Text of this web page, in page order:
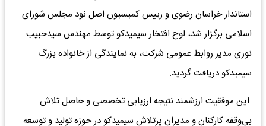
استاندار خراسان رضوی و رییس کمیسیون اصل نود مجلس شورای
اسلامی برگزار شد، لوح افتخار سیمیدکو توسط مهندس سید‌حبیب
نوری مدیر روابط عمومی شرکت، به نمایندگی از خانواده بزرگ
سیمیدکو دریافت گردید.
این موفقیت ارزشمند نتیجه ارزیابی‌ تخصصی و حاصل تلاش
بی‌وقفه کارکنان و مدیران پرتلاش سیمیدکو در حوزه‌ تولید و توسعه